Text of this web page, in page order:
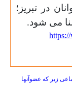
در تبریز؛
می شود.
زیر که عضوآنها